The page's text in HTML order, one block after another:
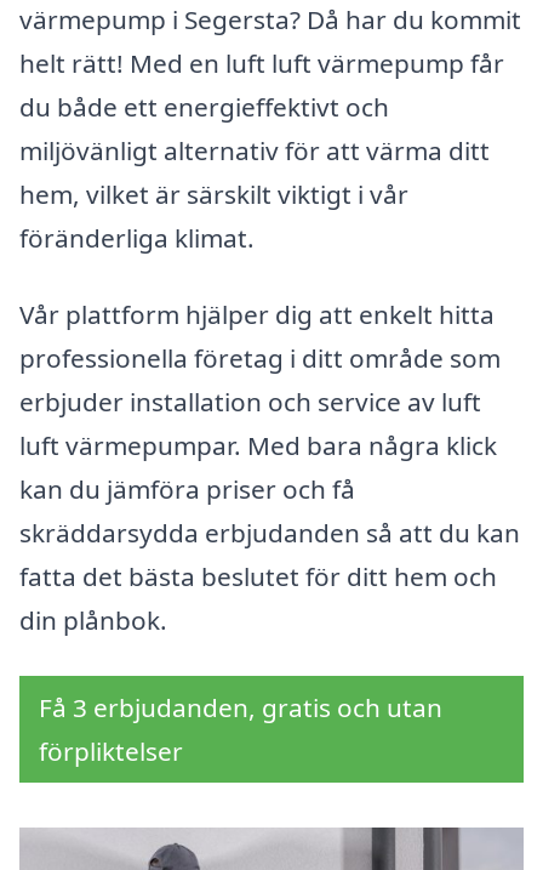
värmepump i Segersta? Då har du kommit
helt rätt! Med en luft luft värmepump får
du både ett energieffektivt och
miljövänligt alternativ för att värma ditt
hem, vilket är särskilt viktigt i vår
föränderliga klimat.
Vår plattform hjälper dig att enkelt hitta
professionella företag i ditt område som
erbjuder installation och service av luft
luft värmepumpar. Med bara några klick
kan du jämföra priser och få
skräddarsydda erbjudanden så att du kan
fatta det bästa beslutet för ditt hem och
din plånbok.
Få 3 erbjudanden, gratis och utan
förpliktelser